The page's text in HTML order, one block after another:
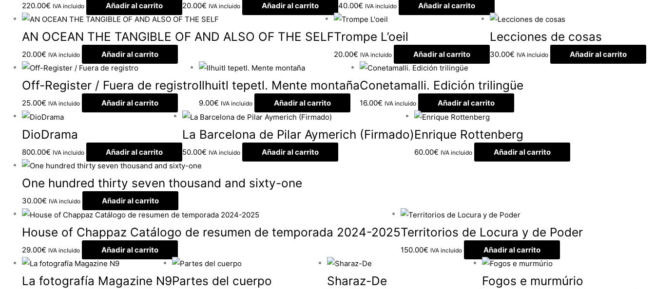
220.00€ IVA incluido Añadir al carrito 20.00€ IVA incluido Añadir al carrito 40.00€ IVA incluido Añadir al carrito
AN OCEAN THE TANGIBLE OF AND ALSO OF THE SELF
20.00€ IVA incluido Añadir al carrito
Trompe L’oeil
20.00€ IVA incluido Añadir al carrito
Lecciones de cosas
30.00€ IVA incluido Añadir al carrito
Off-Register / Fuera de registro
25.00€ IVA incluido Añadir al carrito
Ilhuitl tepetl. Mente montaña
9.00€ IVA incluido Añadir al carrito
Conetamalli. Edición trilingüe
16.00€ IVA incluido Añadir al carrito
DioDrama
800.00€ IVA incluido Añadir al carrito
La Barcelona de Pilar Aymerich (Firmado)
50.00€ IVA incluido Añadir al carrito
Enrique Rottenberg
60.00€ IVA incluido Añadir al carrito
One hundred thirty seven thousand and sixty-one
30.00€ IVA incluido Añadir al carrito
House of Chappaz Catálogo de resumen de temporada 2024-2025
29.00€ IVA incluido Añadir al carrito
Territorios de Locura y de Poder
150.00€ IVA incluido Añadir al carrito
La fotografía Magazine N9Partes del cuerpo Sharaz-De Fogos e murmúrio